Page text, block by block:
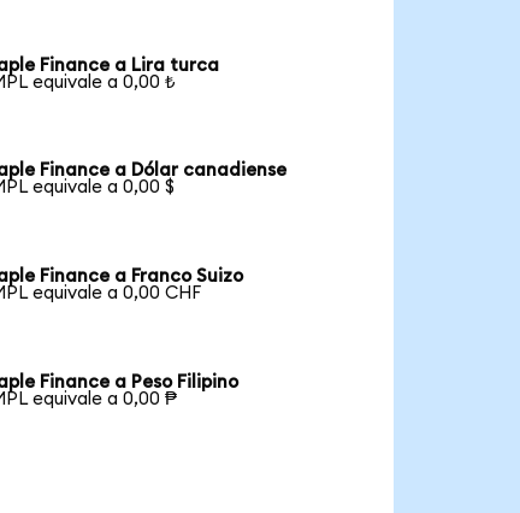
Finance a Lira turca
equivale a 0,00 ₺
Finance a Dólar canadiense
equivale a 0,00 $
Finance a Franco Suizo
equivale a 0,00 CHF
Finance a Peso Filipino
equivale a 0,00 ₱